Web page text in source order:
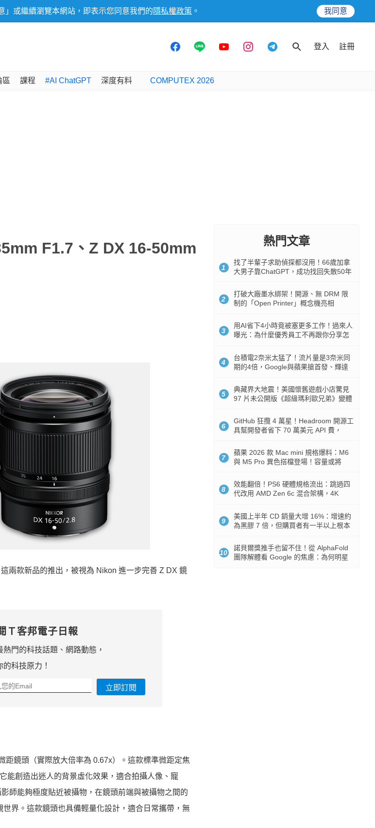
」或繼續瀏覽本網站，即表示您同意我們的 隱私權政策 。 我同意
登入 註冊
區 課程 #AI ChatGPT 深度有料 COMPUTEX 2026
F1.7、Z DX 16-50mm
兩款新品的推出，被視為 Nikon 進一步完善 Z DX 鏡
Ｔ客邦電子日報
熱門的科技話題、網路動態，
的科技原力！
立即訂閱
距鏡頭（實際放大倍率為 0.67x）。這款標準微距定焦
能創造出迷人的背景虛化效果，適合拍攝人像、寵
師能夠極度貼近被攝物，在鏡頭前端與被攝物之間的
界。這款鏡頭也具備輕量化設計，適合日常攜帶，無
熱門文章
1
找了半輩子求助偵探都沒用！66歲加拿
大男子靠ChatGPT，成功找回失散50年
2
打破大廠墨水綁架！開源、無 DRM 限
制的「Open Printer」概念機亮相
3
用AI省下4小時竟被塞更多工作！過來人
曝光：為什麼優秀員工不再跟你分享怎
4
台積電2奈米太猛了！流片量是3奈米同
期的4倍，Google與蘋果搶首發、輝達
5
典藏界大地震！美國懷舊遊戲小店驚見
97 片未公開版《超級瑪利歐兄弟》變體
6
GitHub 狂攬 4 萬星！Headroom 開源工
具幫開發者省下 70 萬美元 API 費，
7
蘋果 2026 款 Mac mini 規格爆料：M6
與 M5 Pro 異色搭檔登場！容量或將
8
效能翻倍！PS6 硬體規格流出：跳過四
代改用 AMD Zen 6c 混合架構，4K
9
美國上半年 CD 銷量大增 16%：增速約
為黑膠 7 倍，但購買者有一半以上根本
10
諾貝爾獎推手也留不住！從 AlphaFold
團隊解體看 Google 的焦慮：為何明星